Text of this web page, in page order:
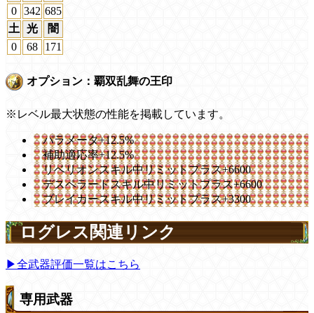
0 342 685
土
光
闇
0
68 171
オプション：覇双乱舞の王印
※レベル最大状態の性能を掲載しています。
パラメータ+12.5%
補助適応率+12.5%
リベリオンスキル中リミットプラス+6600
デスペラードスキル中リミットプラス+6600
ブレイカースキル中リミットプラス+3300
ログレス関連リンク
▶全武器評価一覧はこちら
専用武器